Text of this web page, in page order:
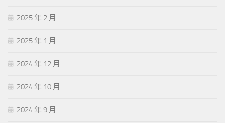
2025 年 2 月
2025 年 1 月
2024 年 12 月
2024 年 10 月
2024 年 9 月